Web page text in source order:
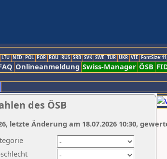
LTU NED POL POR ROU RUS SRB SVK SWE TUR UKR VIE
Onlineanmeldung Swiss-Manager ÖSB
des ÖSB
letzte Änderung am 18.07.2026 10:30,